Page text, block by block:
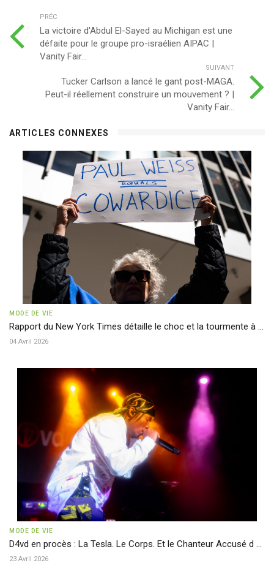
PRÉC
La victoire d'Abdul El-Sayed au Michigan est une
défaite pour le groupe pro-israélien AIPAC |
Vanity Fair...
SUIVANT
Tucker Carlson a lancé le gant post-MAGA.
Peut-il réellement construire un mouvement ? |
Vanity Fair...
ARTICLES CONNEXES
MODE DE VIE
Rapport du New York Times détaille le choc et la tourmente à ...
04 Avril 2026
MODE DE VIE
D4vd en procès : La Tesla. Le Corps. Et le Chanteur Accusé d ...
23 Avril 2026